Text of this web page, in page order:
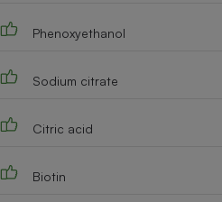
Phenoxyethanol
Sodium citrate
Citric acid
Biotin